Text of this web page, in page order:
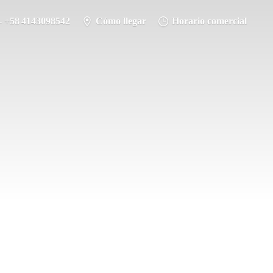
+58 4143098542 Cómo llegar Horario comercial